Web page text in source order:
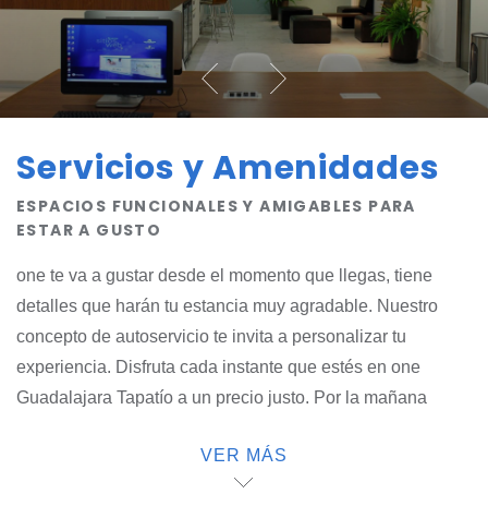
Servicios y Amenidades
ESPACIOS FUNCIONALES Y AMIGABLES PARA
ESTAR A GUSTO
one te va a gustar desde el momento que llegas, tiene
detalles que harán tu estancia muy agradable. Nuestro
concepto de autoservicio te invita a personalizar tu
experiencia. Disfruta cada instante que estés en one
Guadalajara Tapatío a un precio justo. Por la mañana
que se te antoje. Durante todo el día hay bebidas, pídelas
al one4U, que es nuestro recepcionista. Utiliza nuestra
VER MÁS